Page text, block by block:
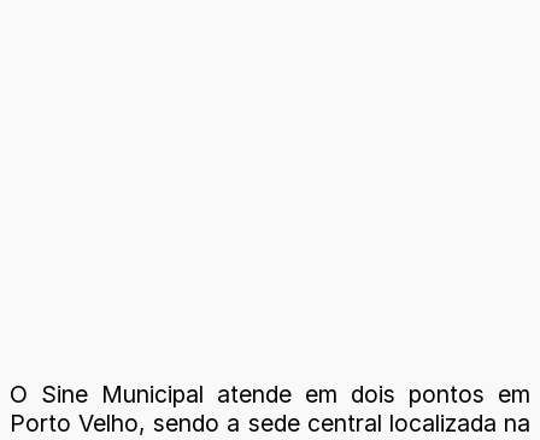
O Sine Municipal atende em dois pontos em
Porto Velho, sendo a sede central localizada na